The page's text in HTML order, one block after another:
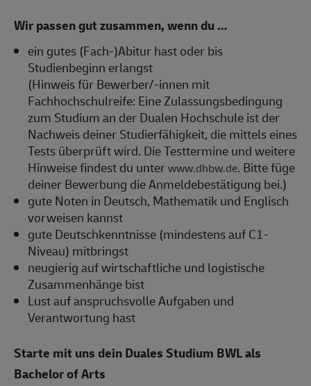
Wir passen gut zusammen, wenn du …
ein gutes (Fach-)Abitur hast oder bis
Studienbeginn erlangst
(Hinweis für Bewerber/-innen mit
Fachhochschulreife: Eine Zulassungsbedingung
zum Studium an der Dualen Hochschule ist der
Nachweis deiner Studierfähigkeit, die mittels eines
Tests überprüft wird. Die Testtermine und weitere
Hinweise findest du unterwww.dhbw.de. Bitte füge
deiner Bewerbung die Anmeldebestätigung bei.)
gute Noten in Deutsch, Mathematik und Englisch
vorweisen kannst
gute Deutschkenntnisse (mindestens auf C1-
Niveau) mitbringst
neugierig auf wirtschaftliche und logistische
Zusammenhänge bist
Lust auf anspruchsvolle Aufgaben und
Verantwortung hast
Starte mit uns dein Duales Studium BWL als
Bachelor of Arts